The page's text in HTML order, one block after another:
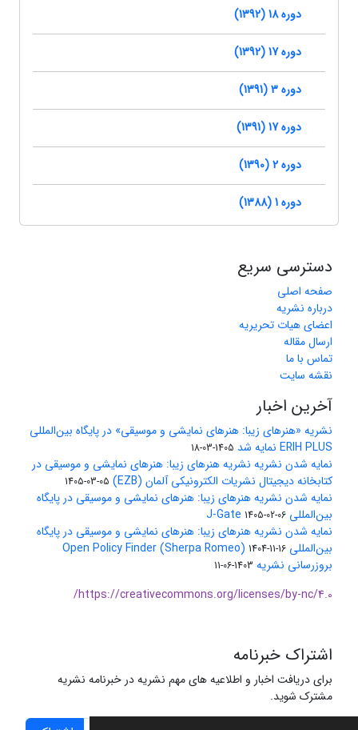
دوره 18 (1392)
دوره 17 (1392)
دوره 3 (1391)
دوره 17 (1391)
دوره 2 (1390)
دوره 1 (1388)
دسترسی سریع
صفحه اصلی
درباره نشریه
اعضای هیات تحریریه
ارسال مقاله
تماس با ما
نقشه سایت
آخرین اخبار
نشریه «هنرهای زیبا: هنرهای نمایشی و موسیقی» در پایگاه بین‌المللی
ERIH PLUS نمایه شد
1405-03-18
نمایه شدن نشریه نشریه هنرهای زیبا: هنرهای نمایشی و موسیقی در
کتابخانه دیجیتال نشریات الکترونیکی آلمان (EZB)
1405-03-05
نمایه شدن نشریه هنرهای زیبا: هنرهای نمایشی و موسیقی در پایگاه
بین‌المللی J-Gate 1405-02-06
نمایه شدن نشریه هنرهای زیبا: هنرهای نمایشی و موسیقی در پایگاه
بین‌المللی Open Policy Finder (Sherpa Romeo) 1404-11-16
بروزرسانی نشریه 1403-06-11
https://creativecommons.org/licenses/by-nc/4.0/
اشتراک خبرنامه
برای دریافت اخبار و اطلاعیه های مهم نشریه در خبرنامه نشریه
مشترک شوید.